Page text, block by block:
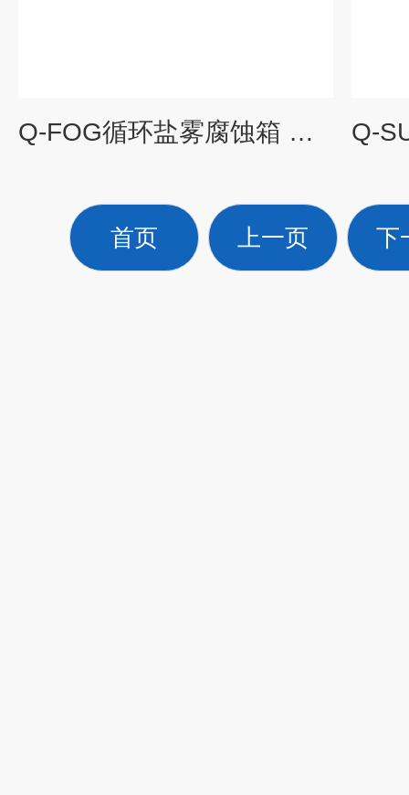
Q-FOG循环盐雾腐蚀箱 中国找罗中采购
首页 上一页 下